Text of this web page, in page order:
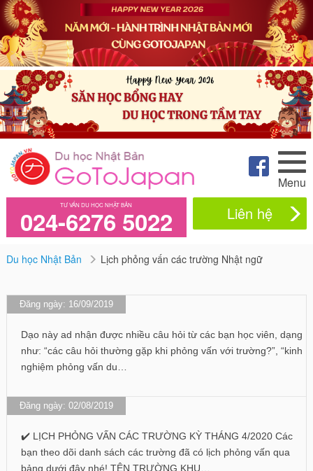
Menu
TƯ VẤN DU HỌC NHẬT BẢN
024-6276 5022 Liên hệ
Du học Nhật Bản Lịch phỏng vấn các trường Nhật ngữ
Đăng ngày: 16/09/2019
Dạo này ad nhận được nhiều câu hỏi từ các bạn học viên, dạng
như: “các câu hỏi thường gặp khi phỏng vấn với trường?”, “kinh
nghiệm phỏng vấn du…
Đăng ngày: 02/08/2019
✔️ LỊCH PHỎNG VẤN CÁC TRƯỜNG KỲ THÁNG 4/2020 Các
bạn theo dõi danh sách các trường đã có lịch phỏng vấn qua
bảng dưới đây nhé! TÊN TRƯỜNG KHU…